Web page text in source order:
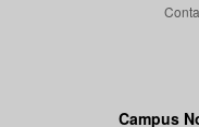
Campus